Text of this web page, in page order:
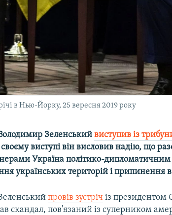
в Нью-Йорку, 25 вересня 2019 року
Зеленськийвиступив із
виступі він висловив надію, що
Україна політико-
українських територій і припинення
провів зустріч із
скандал, пов'язаний із суперником